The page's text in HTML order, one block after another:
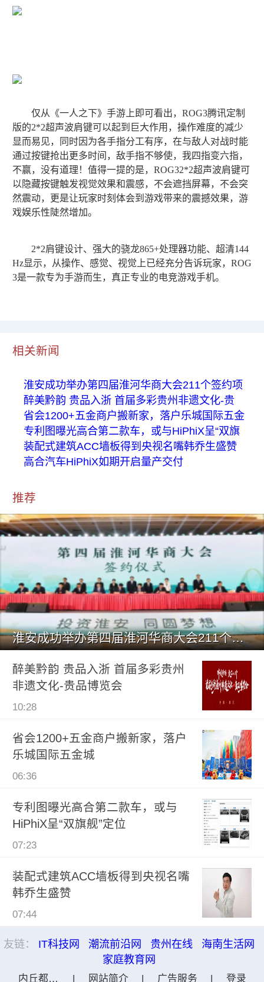
仅从《一人之下》手游上即可看出，ROG3腾讯定制
版的2*2超声波肩键可以起到巨大作用，操作难度的减少
显而易见，同时因为各手指分工有序，在与敌人对战时能
通过按键抢出更多时间，敌手指不够使，我四指变六指，
不赢，没有道理！值得一提的是，ROG32*2超声波肩键可
以隐藏按键触发视觉效果和震感，不会遮挡屏幕，不会突
然震动，更是让玩家时刻体会到游戏带来的震撼效果，游
戏娱乐性陡然增加。
2*2肩键设计、强大的骁龙865+处理器功能、超清144
Hz显示，从操作、感觉、视觉上已经充分告诉玩家，ROG
3是一款专为手游而生，真正专业的电竞游戏手机。
相关新闻
淮安成功举办第四届淮河华商大会211个签约项
醉美黔韵 贵品入浙 首届多彩贵州非遗文化-贵
省会1200+五金商户搬新家，落户乐城国际五金
专利图曝光高合第二款车，或与HiPhiX呈“双旗
装配式建筑ACC墙板得到央视名嘴韩乔生盛赞
高合汽车HiPhiX如期开启量产交付
推荐
淮安成功举办第四届淮河华商大会211个签约项目 总投资1486.
醉美黔韵 贵品入浙 首届多彩贵州
非遗文化-贵品博览会
10:28
省会1200+五金商户搬新家，落户
乐城国际五金城
06:36
专利图曝光高合第二款车，或与
HiPhiX呈“双旗舰”定位
07:23
装配式建筑ACC墙板得到央视名嘴
韩乔生盛赞
07:44
友链： IT科技网 潮流前沿网 贵州在线
海南生活网
家庭教育网
内丘都市网 | 网站简介 | 广告服务 | 登录